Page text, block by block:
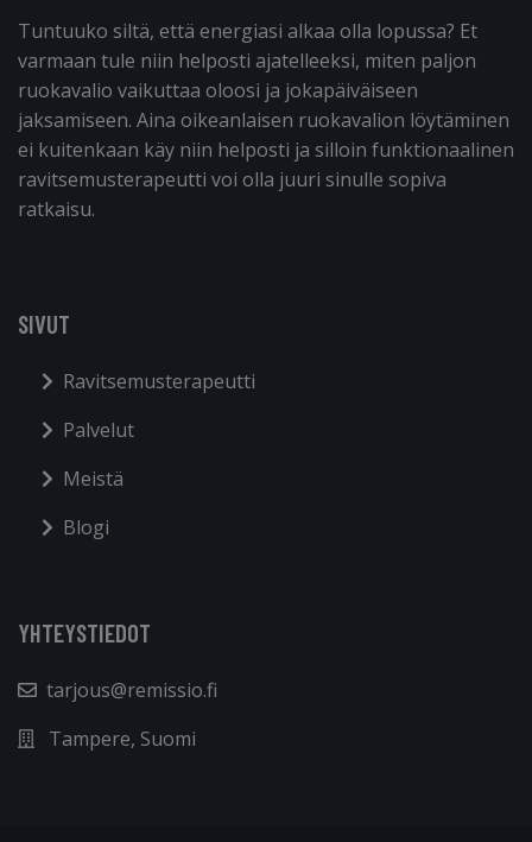
Tuntuuko siltä, että energiasi alkaa olla lopussa? Et
varmaan tule niin helposti ajatelleeksi, miten paljon
ruokavalio vaikuttaa oloosi ja jokapäiväiseen
jaksamiseen. Aina oikeanlaisen ruokavalion löytäminen
ei kuitenkaan käy niin helposti ja silloin funktionaalinen
ravitsemusterapeutti voi olla juuri sinulle sopiva
ratkaisu.
SIVUT
Ravitsemusterapeutti
Palvelut
Meistä
Blogi
YHTEYSTIEDOT
tarjous@remissio.fi
Tampere, Suomi